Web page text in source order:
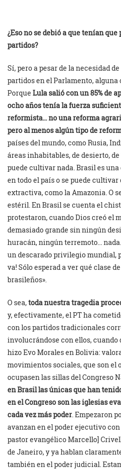
¿Eso no se debió a que tenían
partidos?
Sí, pero a pesar de la necesidad
partidos en el Parlamento, alguna
Porque Lula salió con un 85% de
ocho años tenía la fuerza
reformista… no una reforma
pero al menos algún tipo de
países del mundo, como Rusia,
áreas inhabitables, de desierto,
puede cultivar nada. Brasil es
en todo el país o se puede
extractiva, como la Amazonia. O
estéril. En Brasil se cuenta el
protestaron, cuando Dios creó el
demasiado grande sin ningún
huracán, ningún terremoto…
un descarado privilegio mundial,
va! Sólo esperad a ver qué clase
brasileños».
O sea,toda nuestra tragedia
y, efectivamente, el PT ha
con los partidos tradicionales
involucrándose con ellos, cuando
hizo Evo Morales en Bolivia:
movimientos sociales, que son el
ocupasen las sillas del Congreso
en Brasil las únicas que han
en el Congreso son las iglesias
cada vez más poder . Empezaron
avanzan en el poder ejecutivo
pastor evangélico Marcello]
de Janeiro, y ya hablan
también en el poder judicial.